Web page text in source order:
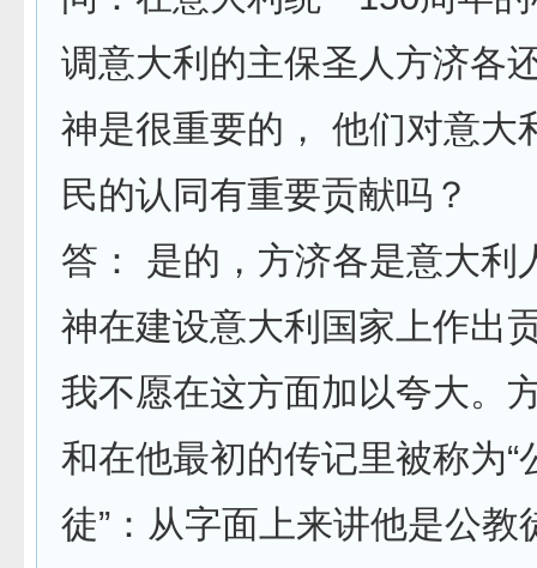
调意大利的主保圣人方济各
神是很重要的， 他们对意大
民的认同有重要贡献吗？
答： 是的，方济各是意大利
神在建设意大利国家上作出
我不愿在这方面加以夸大。
和在他最初的传记里被称为“
徒”：从字面上来讲他是公教